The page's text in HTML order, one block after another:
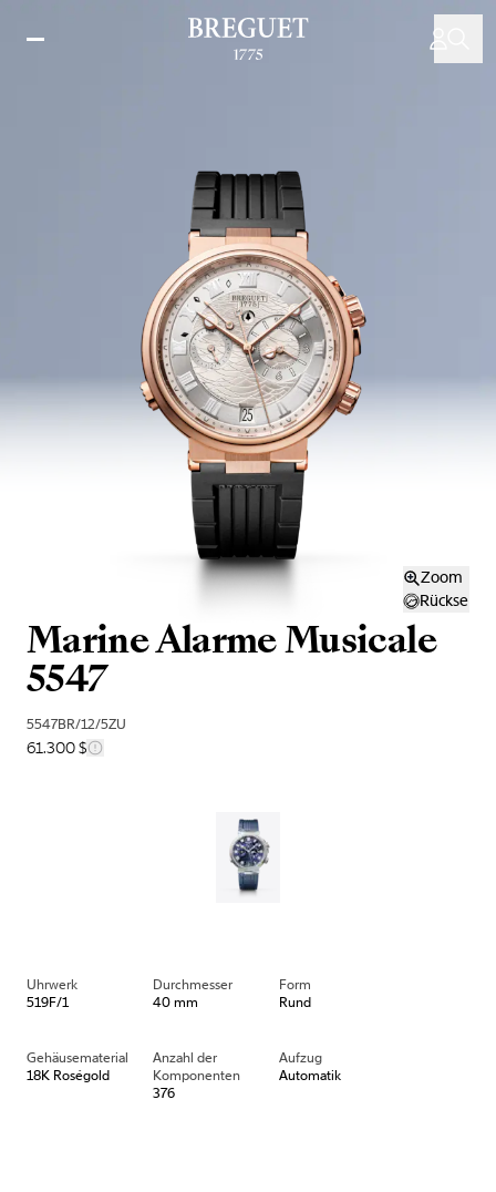
zum
Zoom
Rückseite
Marine Alarme Musicale
5547
5547BR/12/5ZU
61.300 $
Uhrwerk
519F/1
Durchmesser
40 mm
Form
Rund
Gehäusematerial
18K Roségold
Anzahl der
Komponenten
376
Aufzug
Automatik